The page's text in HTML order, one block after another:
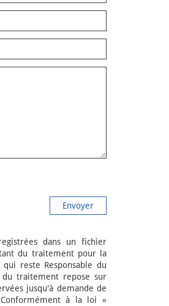
Envoyer
dans un fichier
du traitement pour la
reste Responsable du
du traitement repose sur
jusqu'à demande de
à la loi «